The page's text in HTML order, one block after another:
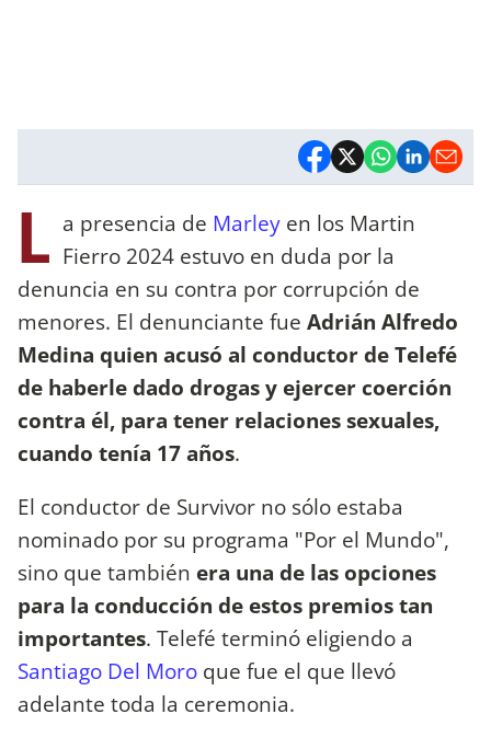
L a presencia de Marley en los Martin
Fierro 2024 estuvo en duda por la
denuncia en su contra por corrupción de
menores. El denunciante fue Adrián Alfredo
Medina quien acusó al conductor de Telefé
de haberle dado drogas y ejercer coerción
contra él, para tener relaciones sexuales,
cuando tenía 17 años.
El conductor de Survivor no sólo estaba
nominado por su programa "Por el Mundo",
sino que también era una de las opciones
para la conducción de estos premios tan
importantes. Telefé terminó eligiendo a
Santiago Del Moro que fue el que llevó
adelante toda la ceremonia.